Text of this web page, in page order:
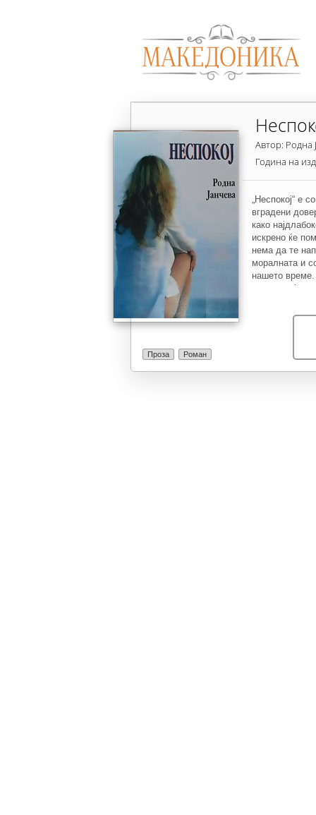
Проза Роман
Автор: Родна
Година на
„Неспокој“ е
вградени
како
искрено ќе
нема да те
моралната и
нашето
траума која
духовно